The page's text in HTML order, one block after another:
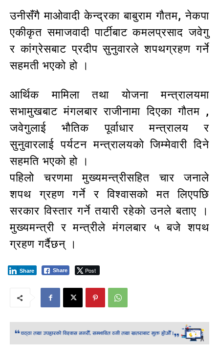
उनीसँगै माओवादी केन्द्रका बाबुराम गाैतम, नेकपा
एकीकृत समाजवादी पार्टीबाट कमलप्रसाद जवेगु
र कांग्रेसबाट प्रदीप सुनुवारले शपथग्रहण गर्ने
सहमती भएको हो ।
आर्थिक मामिला तथा याेजना मन्त्रालयमा
सभामुखबाट मंगलबार राजीनामा दिएका गाैतम ,
जवेगुलाई भाैतिक पूर्वाधार मन्त्रालय र
सुनुवारलाई पर्यटन मन्त्रालयकाे जिम्मेवारी दिने
सहमति भएको हो ।
पहिलो चरणमा मुख्यमन्त्रीसहित चार जनाले
शपथ ग्रहण गर्ने र विश्वासको मत लिएपछि
सरकार विस्तार गर्ने तयारी रहेकाे उनले बताए ।
मुख्यमन्त्री र मन्त्रीले मंगलबार ५ बजे शपथ
ग्रहण गर्दैछन् ।
Share Post
Share